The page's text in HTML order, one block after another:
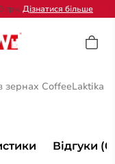
грн. Дізнатися більше
зернах CoffeeLaktika
Відгуки